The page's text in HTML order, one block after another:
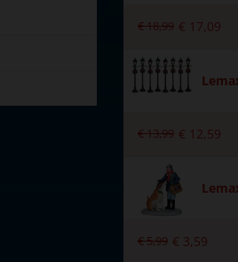
€18,99 € 17,09
€13,99 € 12,59
€5,99 € 3,59